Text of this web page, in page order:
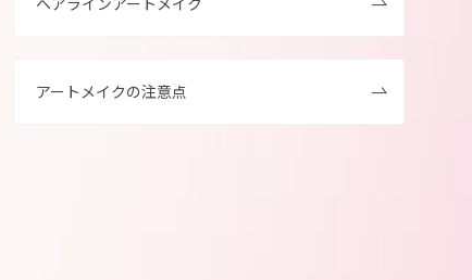
アートメイクの注意点